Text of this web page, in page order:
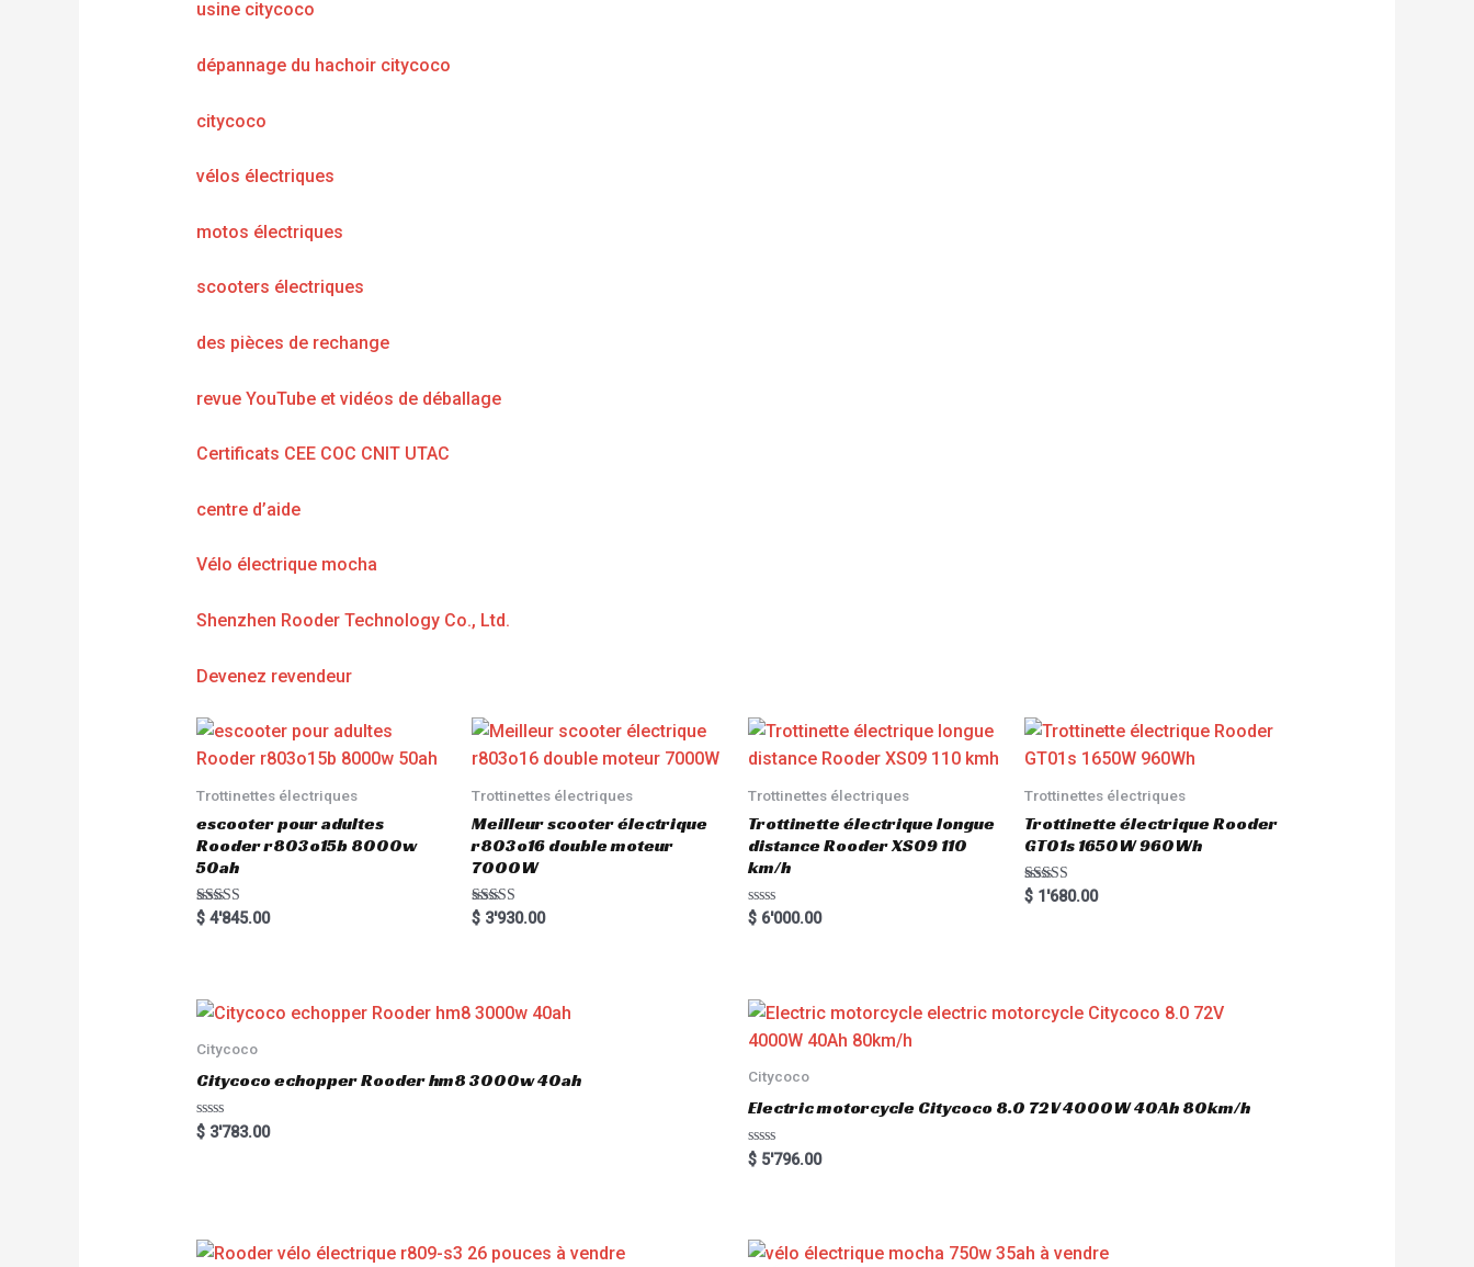
usine citycoco
dépannage du hachoir citycoco
citycoco
vélos électriques
motos électriques
scooters électriques
des pièces de rechange
revue YouTube et vidéos de déballage
Certificats CEE COC CNIT UTAC
centre d’aide
Vélo électrique mocha
Shenzhen Rooder Technology Co., Ltd.
Devenez revendeur
Trottinettes électriques
escooter pour adultes
Rooder r803o15b 8000w
50ah
Rated
5.00
$4'845.00
Trottinettes électriques
Meilleur scooter électrique
r803o16 double moteur
7000W
Rated
5.00
$ 3'930.00
Trottinettes électriques
Trottinette électrique longue
distance Rooder XS09 110
km/h
R
a
o
u
o
5
$ 6'000.00
Trottinettes électriques
Trottinette électrique Rooder
GT01s 1650W 960Wh
Rated
5.00
$1'680.00
Citycoco
Citycoco echopper Rooder hm8 3000w 40ah
R
a
t
o
$3'783.00
Citycoco
Electric motorcycle Citycoco 8.0 72V 4000W 40Ah 80km/h
R
a
o
u
$ 5'796.00